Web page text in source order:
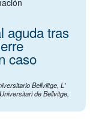
aguda tras
caso
Bellviitge, L'
de Bellvitge,